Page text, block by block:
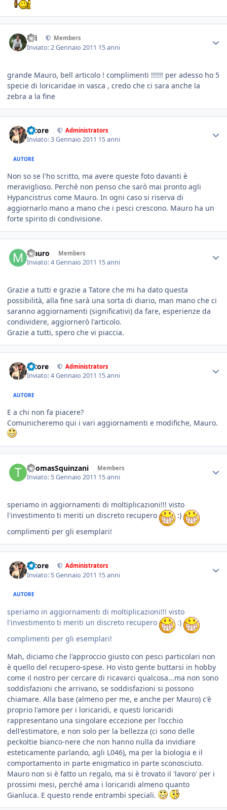
titi Members
Inviato:2 Gennaio 2011 15 anni
grande Mauro, bell articolo ! complimenti !!!!!! per adesso ho 5
specie di loricaridae in vasca , credo che ci sara anche la
zebra a la fine
tatore Administrators
Inviato:3 Gennaio 2011 15 anni
AUTORE
Non so se l'ho scritto, ma avere queste foto davanti è
meraviglioso. Perchè non penso che sarò mai pronto agli
Hypancistrus come Mauro. In ogni caso si riserva di
aggiornarlo mano a mano che i pesci crescono. Mauro ha un
forte spirito di condivisione.
Mauro Members
Inviato:4 Gennaio 2011 15 anni
Grazie a tutti e grazie a Tatore che mi ha dato questa
possibilità, alla fine sarà una sorta di diario, man mano che ci
saranno aggiornamenti (significativi) da fare, esperienze da
condividere, aggiornerò l'articolo.
Grazie a tutti, spero che vi piaccia.
tatore Administrators
Inviato:4 Gennaio 2011 15 anni
AUTORE
E a chi non fa piacere?
Comunicheremo qui i vari aggiornamenti e modifiche, Mauro.
ThomasSquinzani Members
Inviato: 5 Gennaio 2011 15 anni
speriamo in aggiornamenti di moltiplicazioni!!! visto
l'investimento ti meriti un discreto recupero
:)
complimenti per gli esemplari!
tatore Administrators
Inviato: 5 Gennaio 2011 15 anni
AUTORE
speriamo in aggiornamenti di moltiplicazioni!!! visto
l'investimento ti meriti un discreto recupero
:)
complimenti per gli esemplari!
Mah, diciamo che l'approccio giusto con pesci particolari non
è quello del recupero-spese. Ho visto gente buttarsi in hobby
come il nostro per cercare di ricavarci qualcosa...ma non sono
soddisfazioni che arrivano, se soddisfazioni si possono
chiamare. Alla base (almeno per me, e anche per Mauro) c'è
proprio l'amore per i loricaridi, e questi loricaridi
rappresentano una singolare eccezione per l'occhio
dell'estimatore, e non solo per la bellezza (ci sono delle
peckoltie bianco-nere che non hanno nulla da invidiare
esteticamente parlando, agli L046), ma per la biologia e il
comportamento in parte enigmatico in parte sconosciuto.
Mauro non si è fatto un regalo, ma si è trovato il 'lavoro' per i
prossimi mesi, perché ama i loricaridi almeno quanto
Gianluca. E questo rende entrambi speciali.